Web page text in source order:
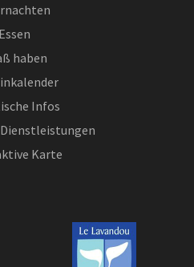
Essen
haben
Infos
Dienstleistungen
Karte